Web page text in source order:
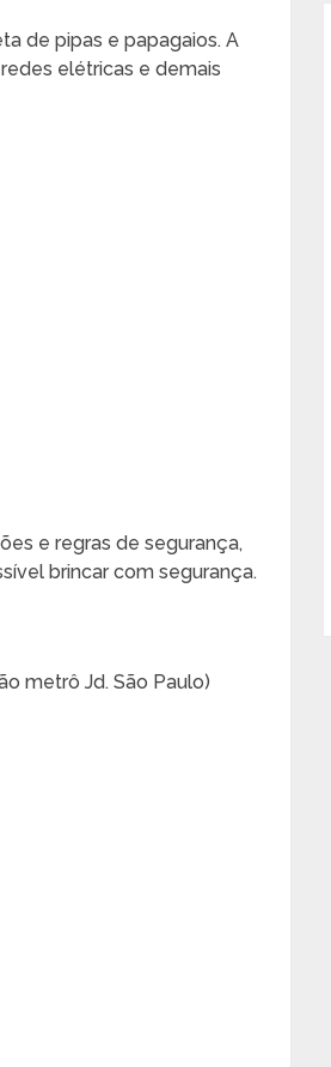
de pipas e papagaios. A
elétricas e demais
e regras de segurança,
brincar com segurança.
metrô Jd. São Paulo)